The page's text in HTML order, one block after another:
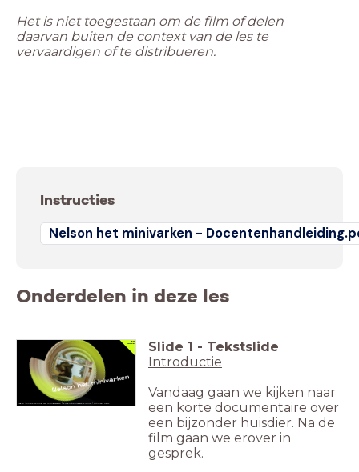
Het is niet toegestaan om de film of delen
daarvan buiten de context van de les te
vervaardigen of te distribueren.
Instructies
Nelson het minivarken -
Onderdelen in deze les
PO
groep
6-8
Regie: Anneke De Lind van Wijngaarden / Productie: Hazazah Pictures / Omroep: KRO-
NCRV.
Slide 1 - Tekstslide
Introductie
Vandaag gaan we kijken naar
een korte documentaire over
een bijzonder huisdier. Na de
film gaan we erover in
gesprek.